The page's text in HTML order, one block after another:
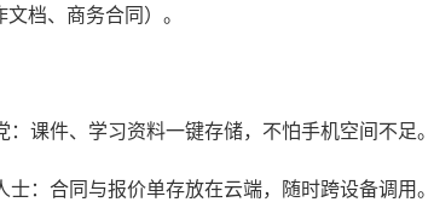
档、商务合同）。
：课件、学习资料一键存储，不怕手机空间不足。
士：合同与报价单存放在云端，随时跨设备调用。